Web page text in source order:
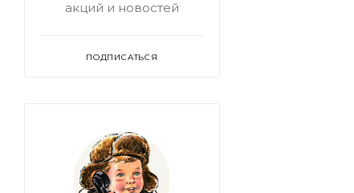
акций и новостей
ПОДПИСАТЬСЯ